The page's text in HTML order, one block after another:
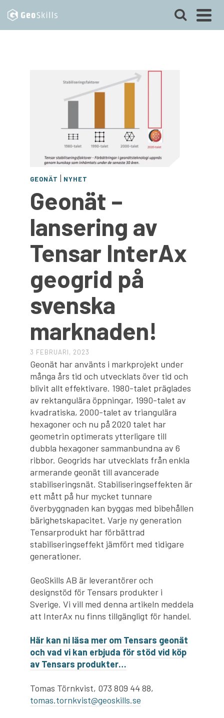
GEONÄT | NYHET
Geonät –
lansering av
Tensar InterAx
geogrid på
svenska
marknaden!
3 FEBRUARI, 2023
Geonät har använts i markprojekt under
många års tid och utvecklats över tid och
blivit allt effektivare. 1980-talet präglades
av rektangulära öppningar, 1990-talet av
kvadratiska, 2000-talet av triangulära
hexagoner och nu på 2020 talet har
geometrin optimerats ytterligare till
dubbla hexagoner sammanbundna av 6
ribbor. Geogrids har utvecklats från enkla
armerande geonät till avancerade
stabiliseringsnät. Stabiliseringseffekten är
ett mått på hur mycket tunnare
överbyggnaden kan byggas med bibehållen
bärighetskapacitet. Varje ny generation
Tensarprodukt har förbättrad
stabiliseringseffekt jämfört med tidigare
generationer.
GeoSkills AB är leverantörer och
designstöd för Tensars produkter i
Sverige. Vi vill med denna artikeln meddela
att InterAx nu finns tillgängligt för handel.
Här kan ni läsa mer om Tensars geonät
och vad vi kan erbjuda för stöd vid köp
av Tensars produkter…
Tomas Törnkvist, 073 809 44 88,
tomas.tornkvist@geoskills.se